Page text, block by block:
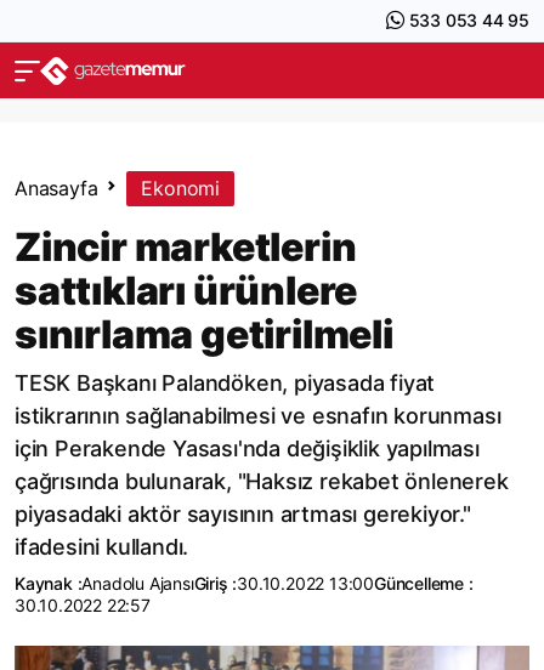
533 053 44 95
Anasayfa Ekonomi
Zincir marketlerin
sattıkları ürünlere
sınırlama getirilmeli
TESK Başkanı Palandöken, piyasada fiyat
istikrarının sağlanabilmesi ve esnafın korunması
için Perakende Yasası'nda değişiklik yapılması
çağrısında bulunarak, "Haksız rekabet önlenerek
piyasadaki aktör sayısının artması gerekiyor."
ifadesini kullandı.
Kaynak :Anadolu AjansıGiriş :30.10.2022 13:00Güncelleme :
30.10.2022 22:57